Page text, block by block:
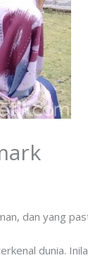
dan yang
dunia.